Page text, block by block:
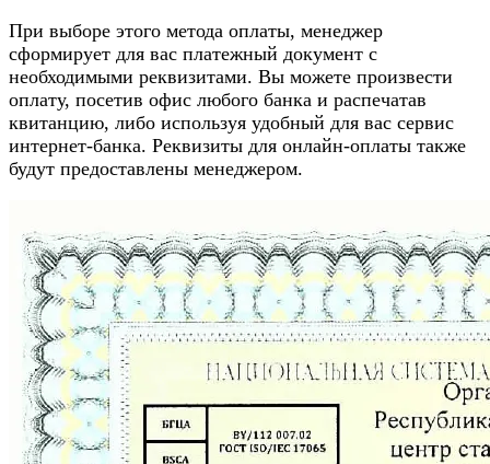
При выборе этого метода оплаты, менеджер
сформирует для вас платежный документ с
необходимыми реквизитами. Вы можете произвести
оплату, посетив офис любого банка и распечатав
квитанцию, либо используя удобный для вас сервис
интернет-банка. Реквизиты для онлайн-оплаты также
будут предоставлены менеджером.